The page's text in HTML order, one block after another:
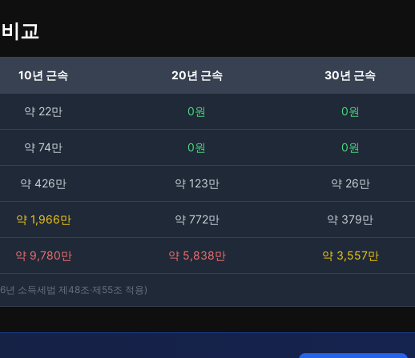
교
10년 근속 20년 근속 30년 근속
약 22만 0원 0원
약 74만 0원 0원
약 426만 약 123만 약 26만
약 1,966만 약 772만 약 379만
약 9,780만 약 5,838만 약 3,557만
소득세법 제48조·제55조 적용)